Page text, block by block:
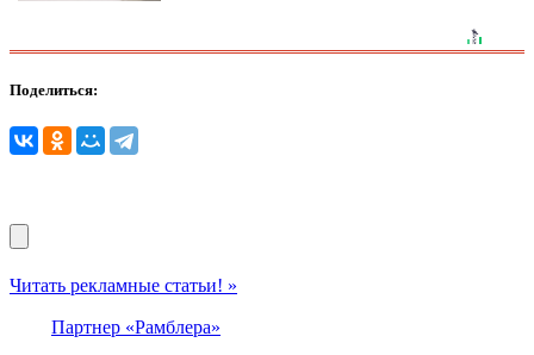
Поделиться:
Читать рекламные статьи! »
Партнер «Рамблера»